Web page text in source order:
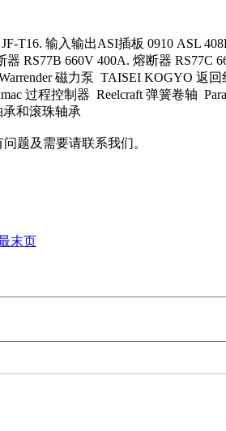
T16. 输入输出ASI插板 0910 ASL
器 RS77B 660V 400A. 熔断器 RS77C
磁力泵 TAISEI KOGYO 返
过程控制器 Reelcraft 弹簧卷轴
和滚珠轴承
题及需要请联系我们。
末页